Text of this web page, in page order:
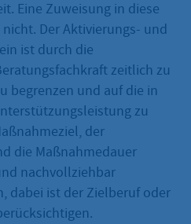
Eine Zuweisung in diese
Der Aktivierungs- und
ist durch die
zeitlich zu
begrenzen und auf die in
zu
der
die Maßnahmedauer
nachvollziehbar
dabei ist der Zielberuf oder